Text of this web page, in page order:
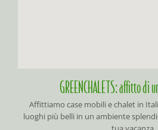
GREENCHALETS: affitto di
Affittiamo case mobili e chalet in
luoghi più belli in un ambiente